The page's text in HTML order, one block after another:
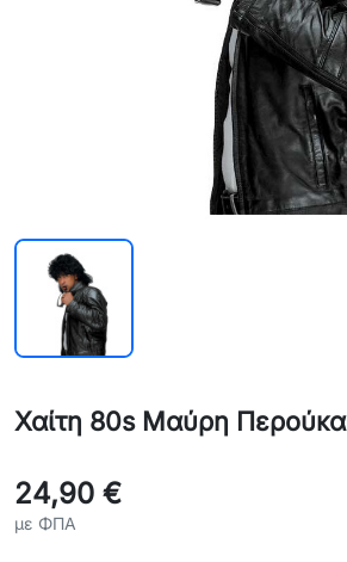
Χαίτη 80s Μαύρη Περούκα
24,90 €
με ΦΠΑ